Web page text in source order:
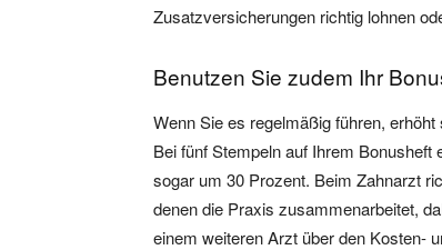
Zusatzversicherungen richtig lohnen
Benutzen Sie zudem Ihr
Wenn Sie es regelmäßig führen,
Bei fünf Stempeln auf Ihrem
sogar um 30 Prozent. Beim Zahnarzt
denen die Praxis zusammenarbeitet,
einem weiteren Arzt über den Kosten-